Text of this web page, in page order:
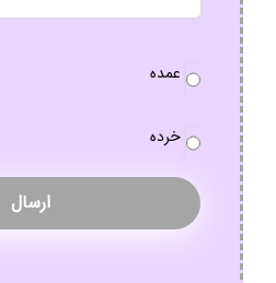
سفارش
عمده
خرده